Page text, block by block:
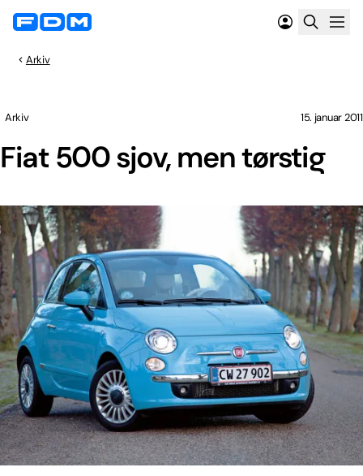
Arkiv
Fiat 500 sjov, men tørstig
Arkiv 15. januar 2011